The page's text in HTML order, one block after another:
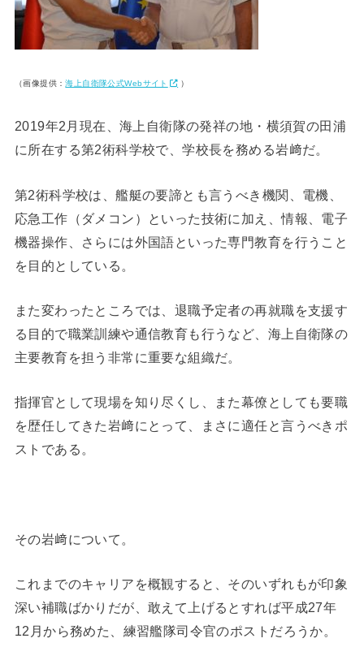
（画像提供：海上自衛隊公式Webサイト ）
2019年2月現在、海上自衛隊の発祥の地・横須賀の田浦
に所在する第2術科学校で、学校長を務める岩﨑だ。
第2術科学校は、艦艇の要諦とも言うべき機関、電機、
応急工作（ダメコン）といった技術に加え、情報、電子
機器操作、さらには外国語といった専門教育を行うこと
を目的としている。
また変わったところでは、退職予定者の再就職を支援す
る目的で職業訓練や通信教育も行うなど、海上自衛隊の
主要教育を担う非常に重要な組織だ。
指揮官として現場を知り尽くし、また幕僚としても要職
を歴任してきた岩﨑にとって、まさに適任と言うべきポ
ストである。
その岩﨑について。
これまでのキャリアを概観すると、そのいずれもが印象
深い補職ばかりだが、敢えて上げるとすれば平成27年
12月から務めた、練習艦隊司令官のポストだろうか。